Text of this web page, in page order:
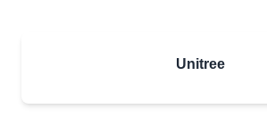
Unitree